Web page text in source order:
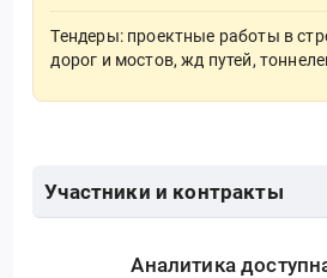
Тендеры: проектные работы в
дорог и мостов, жд путей,
Участники и контракты
Аналитика